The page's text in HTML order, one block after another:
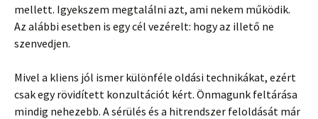
mellett. Igyekszem megtalálni azt, ami nekem működik.
Az alábbi esetben is egy cél vezérelt: hogy az illető ne
szenvedjen.
Mivel a kliens jól ismer különféle oldási technikákat, ezért
csak egy rövidített konzultációt kért. Önmagunk feltárása
mindig nehezebb. A sérülés és a hitrendszer feloldását már